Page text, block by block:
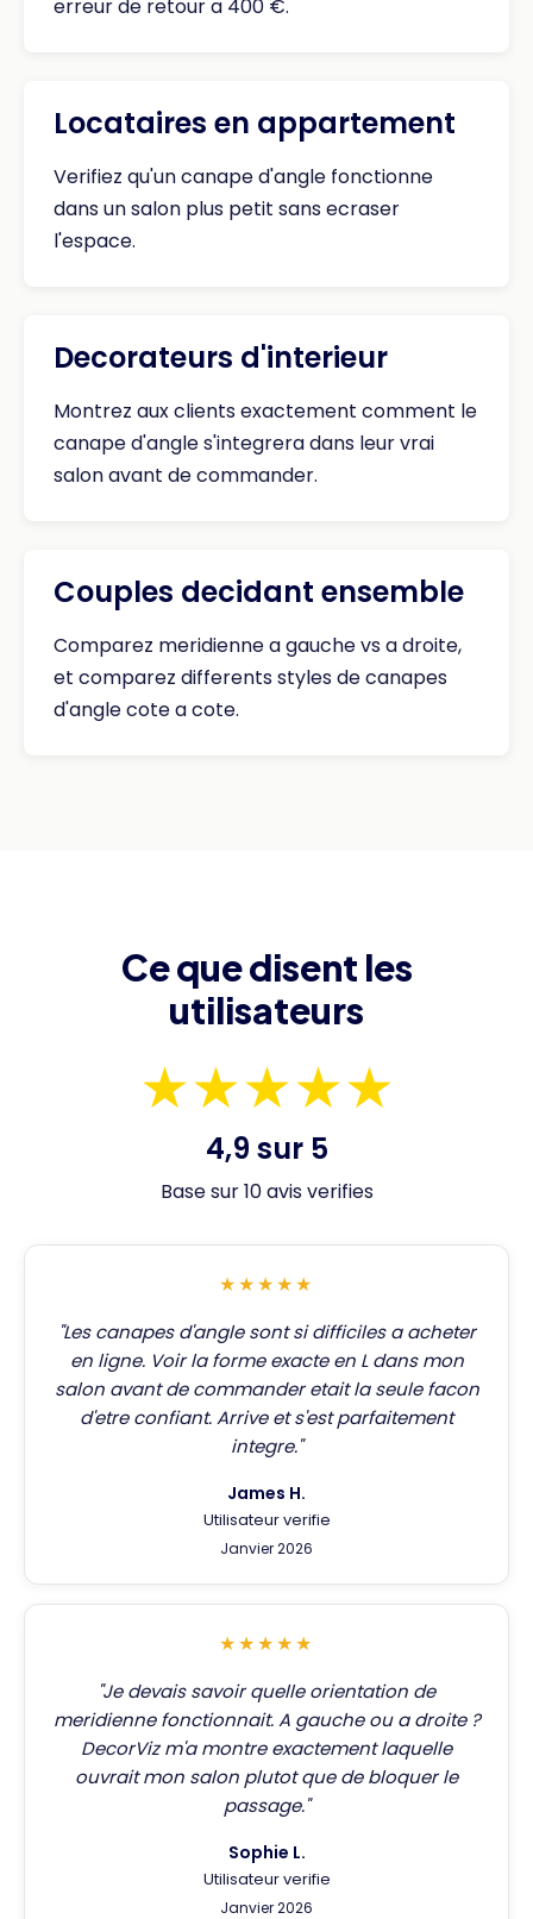
erreur de retour a 400 €.
Locataires en appartement
Verifiez qu'un canape d'angle fonctionne
dans un salon plus petit sans ecraser
l'espace.
Decorateurs d'interieur
Montrez aux clients exactement comment le
canape d'angle s'integrera dans leur vrai
salon avant de commander.
Couples decidant ensemble
Comparez meridienne a gauche vs a droite,
et comparez differents styles de canapes
d'angle cote a cote.
Ce que disent les
utilisateurs
★★★★★
4,9 sur 5
Base sur 10 avis verifies
★★★★★
"Les canapes d'angle sont si difficiles a acheter
en ligne. Voir la forme exacte en L dans mon
salon avant de commander etait la seule facon
d'etre confiant. Arrive et s'est parfaitement
integre."
James H.
Utilisateur verifie
Janvier 2026
★★★★★
"Je devais savoir quelle orientation de
meridienne fonctionnait. A gauche ou a droite ?
DecorViz m'a montre exactement laquelle
ouvrait mon salon plutot que de bloquer le
passage."
Sophie L.
Utilisateur verifie
Janvier 2026